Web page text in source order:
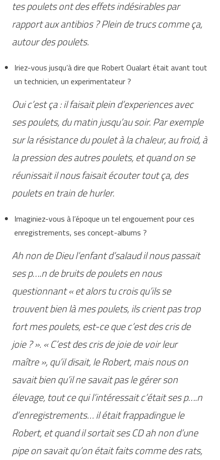
tes poulets ont des effets indésirables par
rapport aux antibios ? Plein de trucs comme ça,
autour des poulets.
Iriez-vous jusqu’à dire que Robert Oualart était avant tout
un technicien, un experimentateur ?
Oui c’est ça : il faisait plein d’experiences avec
ses poulets, du matin jusqu’au soir. Par exemple
sur la résistance du poulet à la chaleur, au froid, à
la pression des autres poulets, et quand on se
réunissait il nous faisait écouter tout ça, des
poulets en train de hurler.
Imaginiez-vous à l’époque un tel engouement pour ces
enregistrements, ses concept-albums ?
Ah non de Dieu l’enfant d’salaud il nous passait
ses p….n de bruits de poulets en nous
questionnant «et alors tu crois qu’ils se
trouvent bien là mes poulets, ils crient pas trop
fort mes poulets, est-ce que c’est des cris de
joie ?». «C’est des cris de joie de voir leur
maître», qu’il disait, le Robert, mais nous on
savait bien qu’il ne savait pas le gérer son
élevage, tout ce qui l’intéressait c’était ses p….n
d’enregistrements… il était frappadingue le
Robert, et quand il sortait ses CD ah non d’une
pipe on savait qu’on était faits comme des rats,